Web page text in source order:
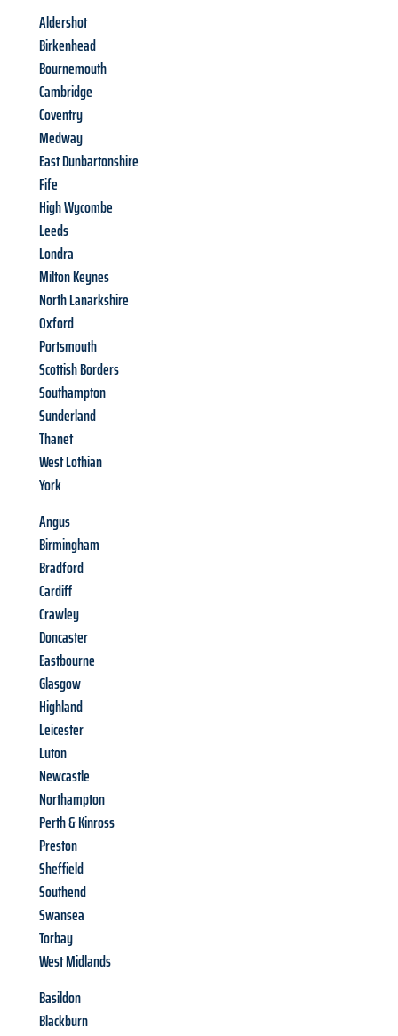
Aldershot
Birkenhead
Bournemouth
Cambridge
Coventry
Medway
East Dunbartonshire
Fife
High Wycombe
Leeds
Londra
Milton Keynes
North Lanarkshire
Oxford
Portsmouth
Scottish Borders
Southampton
Sunderland
Thanet
West Lothian
York
Angus
Birmingham
Bradford
Cardiff
Crawley
Doncaster
Eastbourne
Glasgow
Highland
Leicester
Luton
Newcastle
Northampton
Perth & Kinross
Preston
Sheffield
Southend
Swansea
Torbay
West Midlands
Basildon
Blackburn